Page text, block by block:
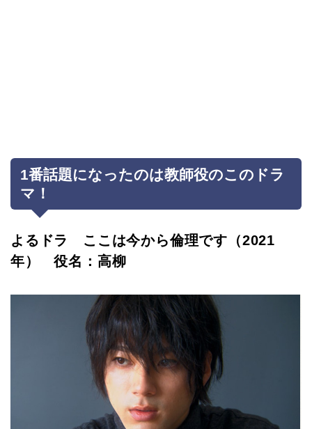
1番話題になったのは教師役のこのドラ
マ！
よるドラ ここは今から倫理です（2021
年） 役名：高柳